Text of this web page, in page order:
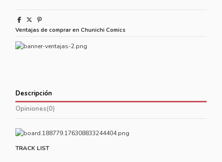
Ventajas de comprar en Chunichi Comics
Descripción
Opiniones(0)
TRACK LIST